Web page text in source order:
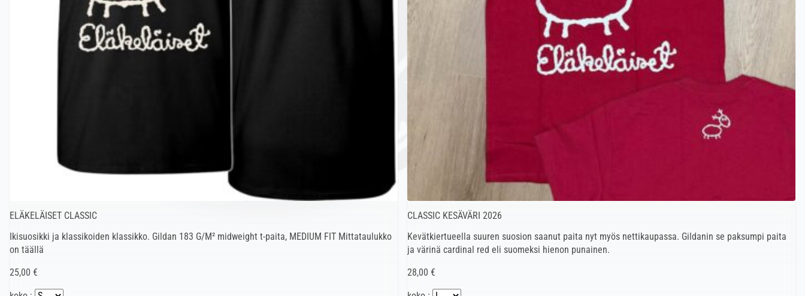
ELÄKELÄISET CLASSIC
Ikisuosikki ja klassikoiden klassikko. Gildan 183 G/M² midweight t-paita, MEDIUM FIT Mittataulukko
on täällä
25,00 €
CLASSIC KESÄVÄRI 2026
Kevätkiertueella suuren suosion saanut paita nyt myös nettikaupassa. Gildanin se paksumpi paita
ja värinä cardinal red eli suomeksi hienon punainen.
28,00 €